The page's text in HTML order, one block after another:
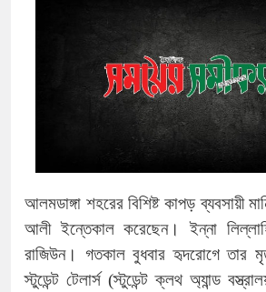
আলমডাঙ্গা শহরের বিশিষ্ট কাপড় ব্যবসায়ী
আলী ইন্তেকাল করেছেন। ইন্না
রাজিউন। গতকাল বুধবার হৃদরোগে
স্টুডেন্ট টেলার্স (স্টুডেন্ট ক্লথ অ্যান্ড